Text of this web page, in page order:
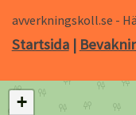
avverkningskoll.se -
Startsida|
+